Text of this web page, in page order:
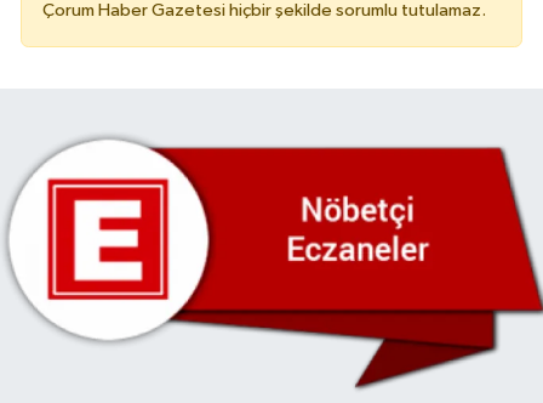
Çorum Haber Gazetesi hiçbir şekilde sorumlu tutulamaz.